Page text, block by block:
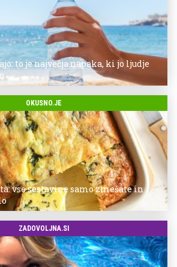
to je največja napaka, ki jo ljudje
OKUSNO.JE
vse sestavine samo zmešate in
ZADOVOLJNA.SI